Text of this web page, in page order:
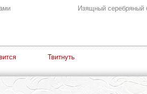
Изящный серебряный
Твитнуть